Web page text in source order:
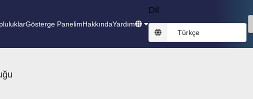
Gösterge PanelimHakkındaYardım
Dil
Türkçe